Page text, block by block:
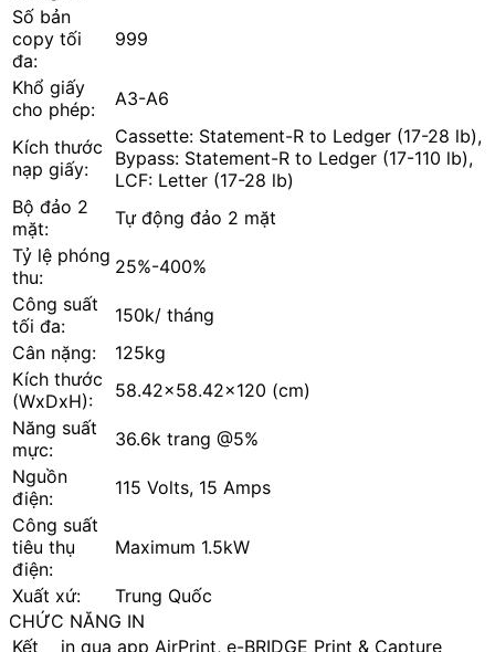
Số bản
copy tối
đa:
999
Khổ giấy
cho phép:
A3-A6
Kích thước
nạp giấy:
Cassette: Statement-R to Ledger (17-28 lb),
Bypass: Statement-R to Ledger (17-110 lb),
LCF: Letter (17-28 lb)
Bộ đảo 2
mặt:
Tự động đảo 2 mặt
Tỷ lệ phóng
thu:
25%-400%
Công suất
tối đa:
150k/ tháng
Cân nặng:
125kg
Kích thước
(WxDxH):
58.42x58.42x120 (cm)
Năng suất
mực:
36.6k trang @5%
Nguồn
điện:
115 Volts, 15 Amps
Công suất
tiêu thụ
điện:
Maximum 1.5kW
Xuất xứ:
Trung Quốc
CHỨC NĂNG IN
Kết
in qua app AirPrint, e-BRIDGE Print & Capture